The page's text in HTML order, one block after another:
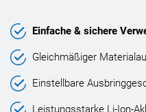
Einfache & sichere
Gleichmäßiger
Einstellbare
Leistungsstarke Li-Ion-